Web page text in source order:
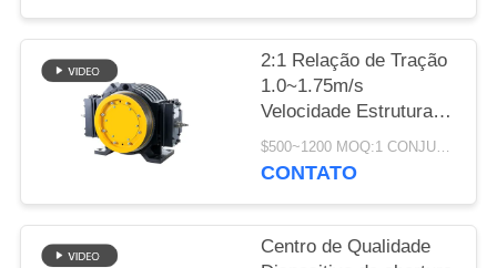
altura de elevação
2:1 Relação de Tração
1.0~1.75m/s
Velocidade Estrutura
Compacta Peças de
Reposição para Motor
$500~1200 MOQ:1 CONJUNTO
CONTATO
Centro de Qualidade